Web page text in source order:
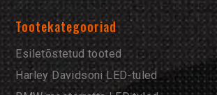
Tootekategooriad
Esiletõstetud tooted
Harley Davidsoni LED-tuled